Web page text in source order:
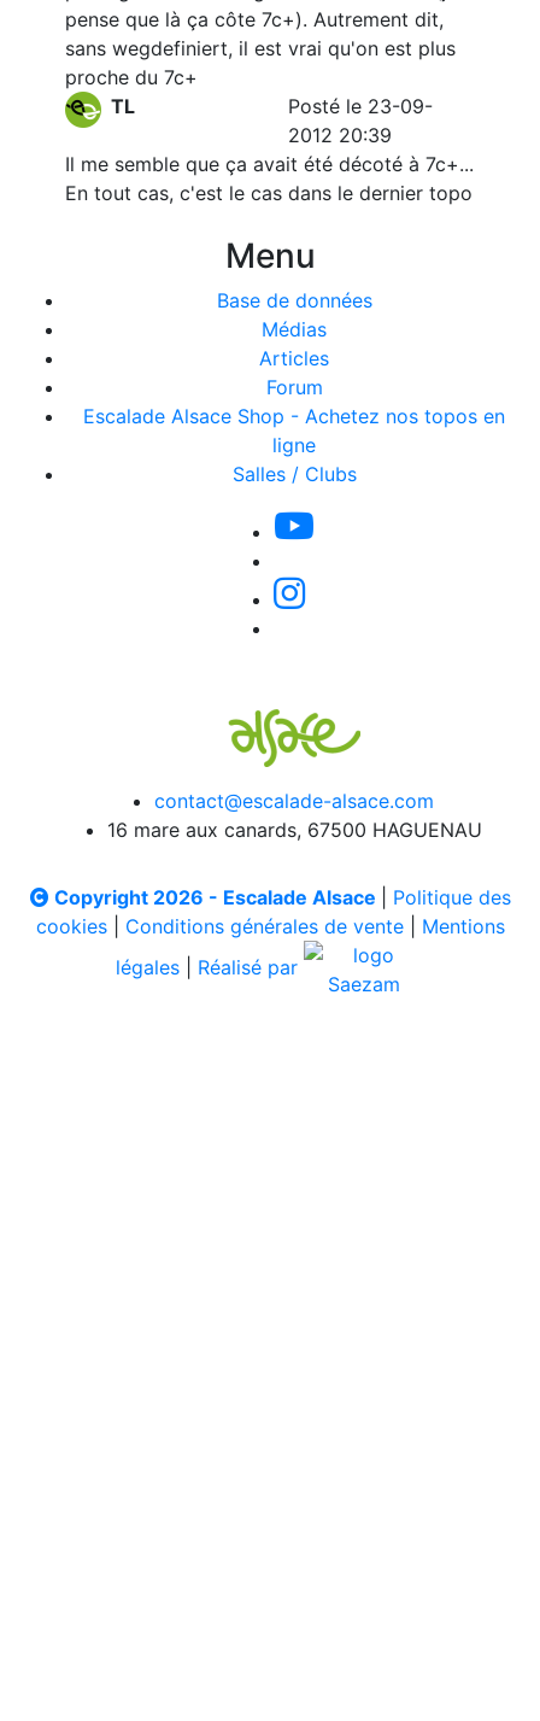
pense que là ça côte 7c+). Autrement dit,
sans wegdefiniert, il est vrai qu'on est plus
proche du 7c+
TL
Posté le 23-09-
2012 20:39
Il me semble que ça avait été décoté à 7c+...
En tout cas, c'est le cas dans le dernier topo
Menu
Base de données
Médias
Articles
Forum
Escalade Alsace Shop - Achetez nos topos en
ligne
Salles / Clubs
contact@escalade-alsace.com
16 mare aux canards, 67500 HAGUENAU
Copyright 2026 - Escalade Alsace
Politique des
cookies| Conditions générales de vente| Mentions
légales
Réalisé par